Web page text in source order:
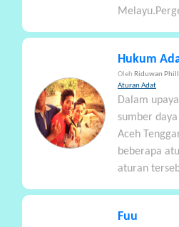
Hukum
Oleh Riduwan
Aturan Adat
Dalam
sumber
Aceh
beberapa
aturan
Fuu